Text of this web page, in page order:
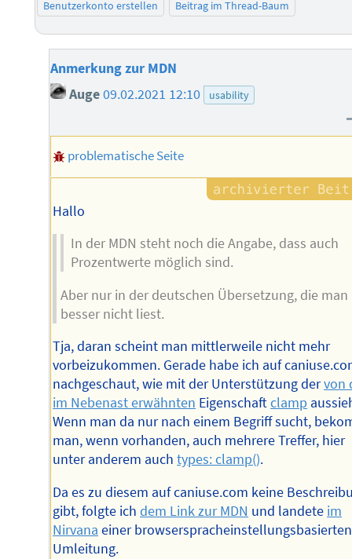
Benutzerkonto erstellen Beitrag im Thread-Baum
Anmerkung zur MDN
Auge09.02.2021 12:10 usability
problematische Seite
Hallo
In der MDN steht noch die Angabe, dass auch
Prozentwerte möglich sind.
Aber nur in der deutschen Übersetzung, die man
besser nicht liest.
Tja, daran scheint man mittlerweile nicht mehr
vorbeizukommen. Gerade habe ich auf
nachgeschaut, wie mit der Unterstützung dervon
im Nebenast erwähnten Eigenschaftclamp
Wenn man da nur nach einem Begriff sucht,
man, wenn vorhanden, auch mehrere Treffer, hier
unter anderem auchtypes: clamp().
Da es zu diesem auf caniuse.com keine
gibt, folgte ichdem Link zur MDN und landete im
Nirvana einer browserspracheinstellungsbasierten
Umleitung.